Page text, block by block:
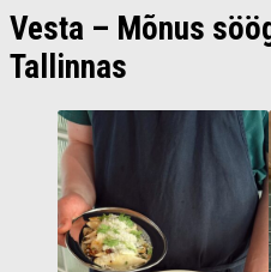
Vesta – Mõnus
Tallinnas